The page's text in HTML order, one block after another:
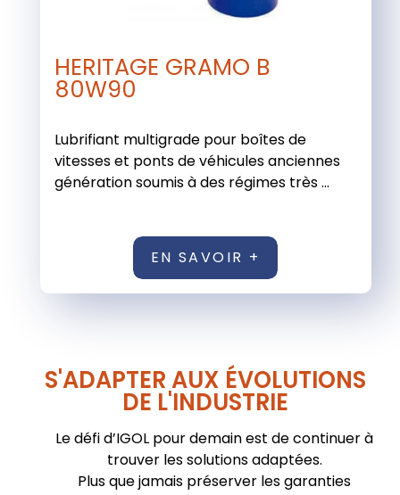
HERITAGE GRAMO B
80W90
Lubrifiant multigrade pour boîtes de
vitesses et ponts de véhicules anciennes
génération soumis à des régimes très ...
EN SAVOIR +
S'ADAPTER AUX ÉVOLUTIONS
DE L'INDUSTRIE
Le défi d’IGOL pour demain est de continuer à
trouver les solutions adaptées.
Plus que jamais préserver les garanties